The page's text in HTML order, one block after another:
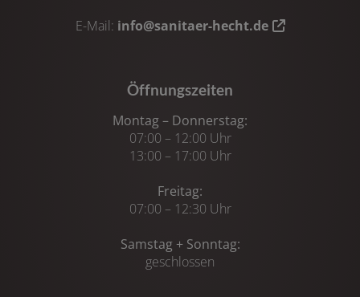
E-Mail: info@sanitaer-hecht.de
Öffnungszeiten
Montag – Donnerstag:
07:00 – 12:00 Uhr
13:00 – 17:00 Uhr
Freitag:
07:00 – 12:30 Uhr
Samstag + Sonntag:
geschlossen